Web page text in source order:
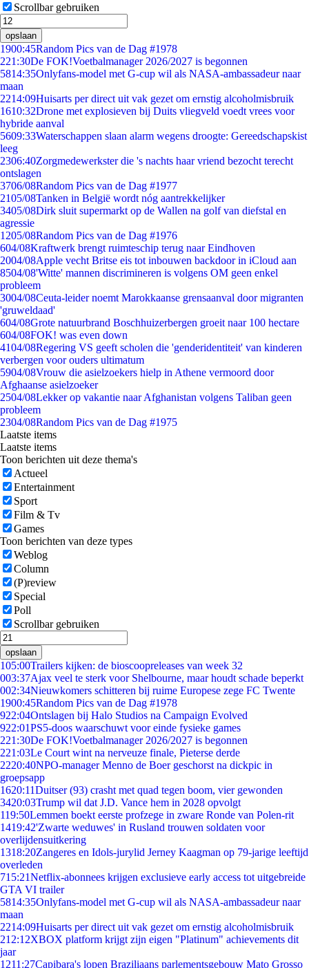
Scrollbar gebruiken
opslaan
1900:45Random Pics van de Dag #1978
221:30De FOK!Voetbalmanager 2026/2027 is begonnen
5814:35Onlyfans-model met G-cup wil als NASA-ambassadeur naar
maan
2214:09Huisarts per direct uit vak gezet om ernstig alcoholmisbruik
1610:32Drone met explosieven bij Duits vliegveld voedt vrees voor
hybride aanval
5609:33Waterschappen slaan alarm wegens droogte: Gereedschapskist
leeg
2306:40Zorgmedewerkster die 's nachts haar vriend bezocht terecht
ontslagen
3706/08Random Pics van de Dag #1977
2105/08Tanken in België wordt nóg aantrekkelijker
3405/08Dirk sluit supermarkt op de Wallen na golf van diefstal en
agressie
1205/08Random Pics van de Dag #1976
604/08Kraftwerk brengt ruimteschip terug naar Eindhoven
2004/08Apple vecht Britse eis tot inbouwen backdoor in iCloud aan
8504/08'Witte' mannen discrimineren is volgens OM geen enkel
probleem
3004/08Ceuta-leider noemt Marokkaanse grensaanval door migranten
'gruweldaad'
604/08Grote natuurbrand Boschhuizerbergen groeit naar 100 hectare
604/08FOK! was even down
4104/08Regering VS geeft scholen die 'genderidentiteit' van kinderen
verbergen voor ouders ultimatum
5904/08Vrouw die asielzoekers hielp in Athene vermoord door
Afghaanse asielzoeker
2504/08Lekker op vakantie naar Afghanistan volgens Taliban geen
probleem
2304/08Random Pics van de Dag #1975
Laatste items
Laatste items
Toon berichten uit deze thema's
Actueel
Entertainment
Sport
Film & Tv
Games
Toon berichten van deze types
Weblog
Column
(P)review
Special
Poll
Scrollbar gebruiken
opslaan
105:00Trailers kijken: de bioscoopreleases van week 32
003:37Ajax veel te sterk voor Shelbourne, maar houdt schade beperkt
002:34Nieuwkomers schitteren bij ruime Europese zege FC Twente
1900:45Random Pics van de Dag #1978
922:04Ontslagen bij Halo Studios na Campaign Evolved
922:01PS5-doos waarschuwt voor einde fysieke games
221:30De FOK!Voetbalmanager 2026/2027 is begonnen
221:03Le Court wint na nerveuze finale, Pieterse derde
2220:40NPO-manager Menno de Boer geschorst na dickpic in
groepsapp
1620:11Duitser (93) crasht met quad tegen boom, vier gewonden
3420:03Trump wil dat J.D. Vance hem in 2028 opvolgt
119:50Lemmen boekt eerste profzege in zware Ronde van Polen-rit
1419:42'Zwarte weduwes' in Rusland trouwen soldaten voor
overlijdensuitkering
1318:20Zangeres en Idols-jurylid Jerney Kaagman op 79-jarige leeftijd
overleden
715:21Netflix-abonnees krijgen exclusieve early access tot uitgebreide
GTA VI trailer
5814:35Onlyfans-model met G-cup wil als NASA-ambassadeur naar
maan
2214:09Huisarts per direct uit vak gezet om ernstig alcoholmisbruik
212:12XBOX platform krijgt zijn eigen "Platinum" achievements dit
jaar
1211:27Capibara's lopen Braziliaans parlementsgebouw Mato Grosso